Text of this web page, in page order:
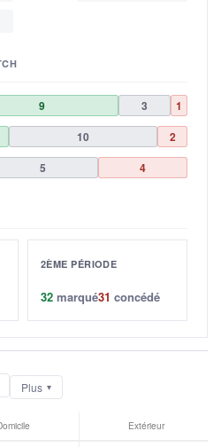
9 3
1
10
2
5 4
2ÈME PÉRIODE
32 marqué31 concédé
Plus
Extérieur